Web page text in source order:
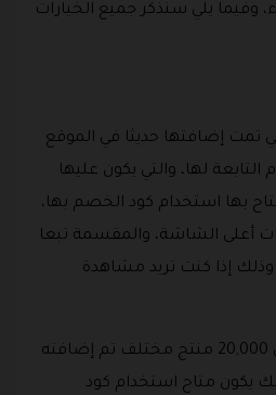
وفيما يلي سنذكر جميع الخيارات
تمت إضافتها حديثا في الموقع
التابعة لها، والتي يكون عليها
بها استخدام كود الخصم بها،
أعلى الشاشة، والمقسمة تبعا
وذلك إذا كنت تريد مشاهدة
ويضم هذا القسم أزيد من 20,000 منتج مختلف تم إضافته
يكون متاح استخدام كود